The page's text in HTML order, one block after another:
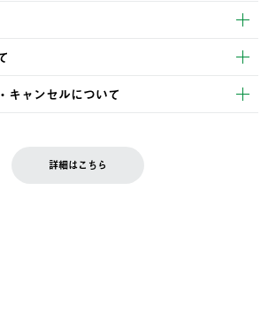
法でお支払いいただけます。
済
より2営業日以内に商品を発送いたします。
いませんので、木曜日以降のご注文は週明け
ございます。
ます。
かかる送料は、お客様ご負担とさせていただ
返品いただき、ご希望商品を再注文してくだ
キャンセルについて
員の方は、会員マイページ内 購入履歴画面に
詳細はこちら